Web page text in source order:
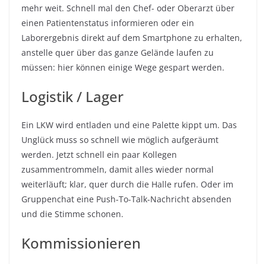
mehr weit. Schnell mal den Chef- oder Oberarzt über
einen Patientenstatus informieren oder ein
Laborergebnis direkt auf dem Smartphone zu erhalten,
anstelle quer über das ganze Gelände laufen zu
müssen: hier können einige Wege gespart werden.
Logistik / Lager
Ein LKW wird entladen und eine Palette kippt um. Das
Unglück muss so schnell wie möglich aufgeräumt
werden. Jetzt schnell ein paar Kollegen
zusammentrommeln, damit alles wieder normal
weiterläuft; klar, quer durch die Halle rufen. Oder im
Gruppenchat eine Push-To-Talk-Nachricht absenden
und die Stimme schonen.
Kommissionieren